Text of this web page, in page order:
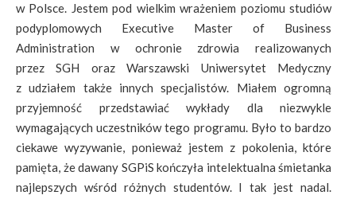
w Polsce. Jestem pod wielkim wrażeniem poziomu studiów
podyplomowych Executive Master of Business
Administration w ochronie zdrowia realizowanych
przez SGH oraz Warszawski Uniwersytet Medyczny
z udziałem także innych specjalistów. Miałem ogromną
przyjemność przedstawiać wykłady dla niezwykle
wymagających uczestników tego programu. Było to bardzo
ciekawe wyzywanie, ponieważ jestem z pokolenia, które
pamięta, że dawany SGPiS kończyła intelektualna śmietanka
najlepszych wśród różnych studentów. I tak jest nadal.